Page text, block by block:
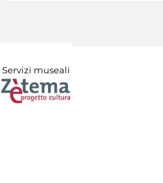
Servizi museali